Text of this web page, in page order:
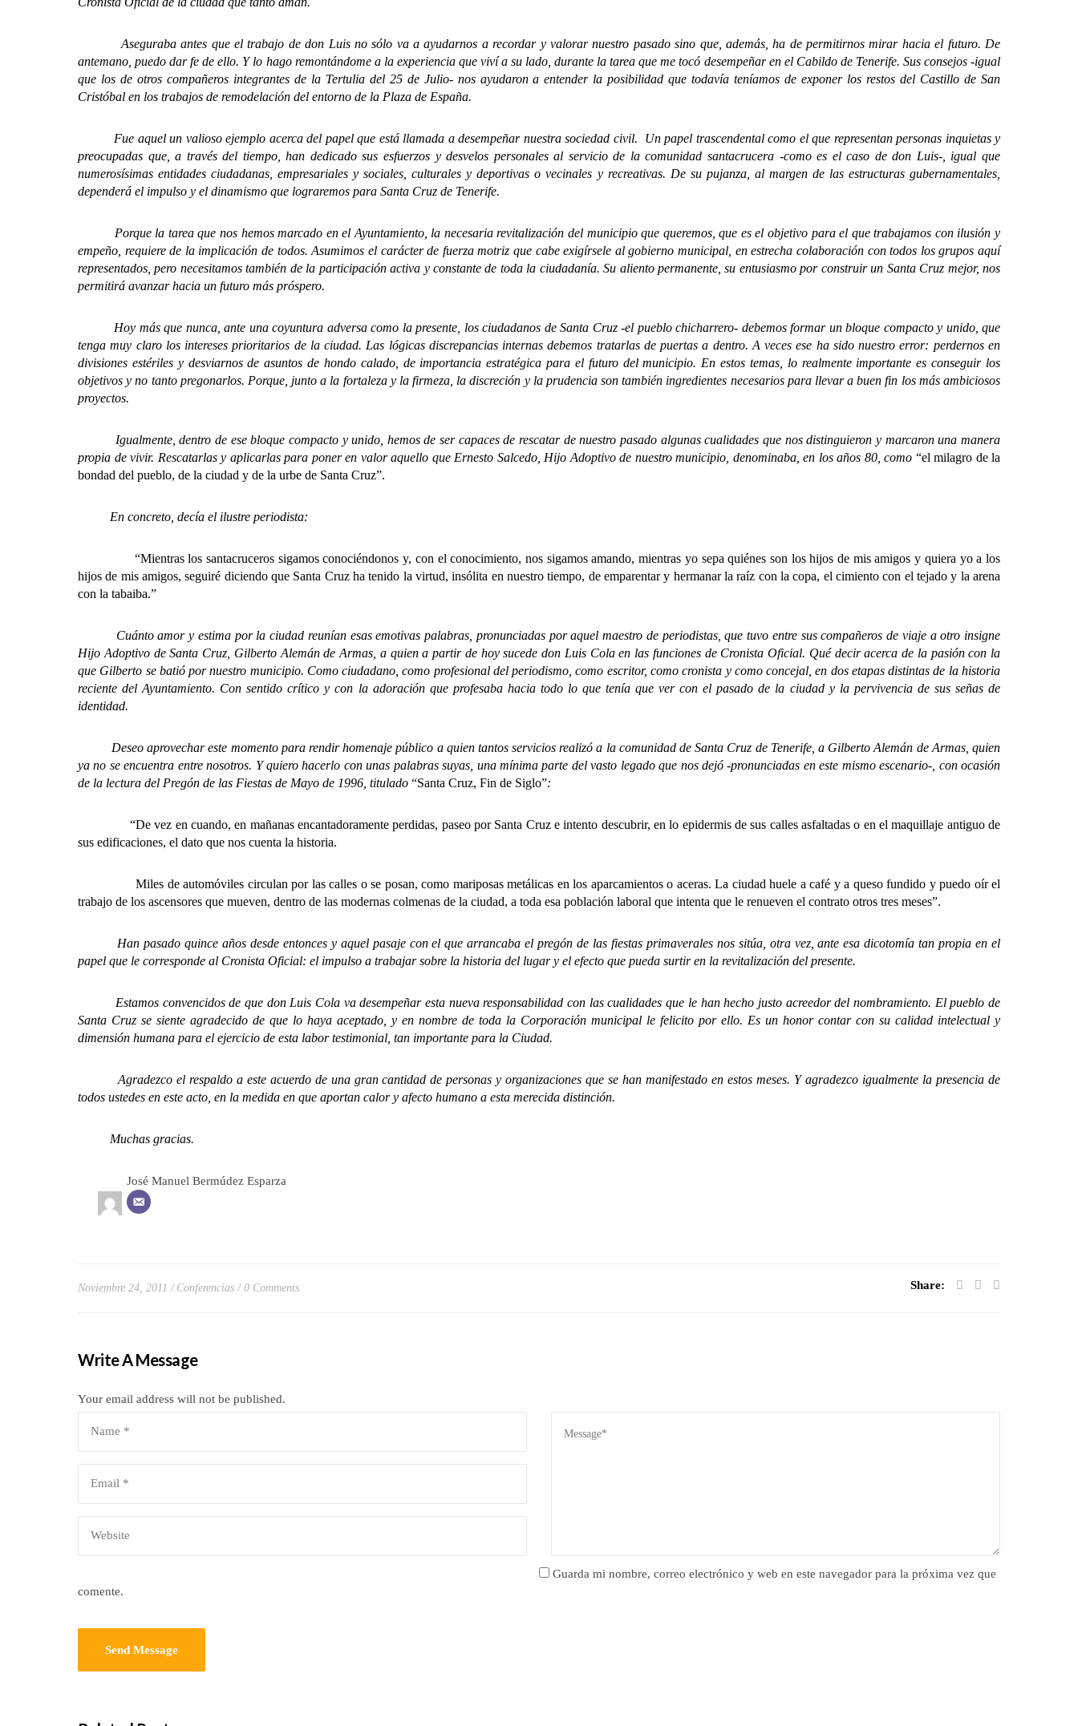
Aseguraba antes que el trabajo de don Luis no sólo va a ayudarnos a recordar y valorar nuestro pasado sino que, además, ha de permitirnos mirar hacia el futuro. De
antemano, puedo dar fe de ello. Y lo hago remontándome a la experiencia que viví a su lado, durante la tarea que me tocó desempeñar en el Cabildo de Tenerife. Sus consejos -igual
que los de otros compañeros integrantes de la Tertulia del 25 de Julio- nos ayudaron a entender la posibilidad que todavía teníamos de exponer los restos del Castillo de San
Cristóbal en los trabajos de remodelación del entorno de la Plaza de España.
Fue aquel un valioso ejemplo acerca del papel que está llamada a desempeñar nuestra sociedad civil. Un papel trascendental como el que representan personas inquietas y
preocupadas que, a través del tiempo, han dedicado sus esfuerzos y desvelos personales al servicio de la comunidad santacrucera -como es el caso de don Luis-, igual que
numerosísimas entidades ciudadanas, empresariales y sociales, culturales y deportivas o vecinales y recreativas. De su pujanza, al margen de las estructuras gubernamentales,
dependerá el impulso y el dinamismo que lograremos para Santa Cruz de Tenerife.
Porque la tarea que nos hemos marcado en el Ayuntamiento, la necesaria revitalización del municipio que queremos, que es el objetivo para el que trabajamos con ilusión y
empeño, requiere de la implicación de todos. Asumimos el carácter de fuerza motriz que cabe exigírsele al gobierno municipal, en estrecha colaboración con todos los grupos aquí
representados, pero necesitamos también de la participación activa y constante de toda la ciudadanía. Su aliento permanente, su entusiasmo por construir un Santa Cruz mejor, nos
permitirá avanzar hacia un futuro más próspero.
Hoy más que nunca, ante una coyuntura adversa como la presente, los ciudadanos de Santa Cruz -el pueblo chicharrero- debemos formar un bloque compacto y unido, que
tenga muy claro los intereses prioritarios de la ciudad. Las lógicas discrepancias internas debemos tratarlas de puertas a dentro. A veces ese ha sido nuestro error: perdernos en
divisiones estériles y desviarnos de asuntos de hondo calado, de importancia estratégica para el futuro del municipio. En estos temas, lo realmente importante es conseguir los
objetivos y no tanto pregonarlos. Porque, junto a la fortaleza y la firmeza, la discreción y la prudencia son también ingredientes necesarios para llevar a buen fin los más ambiciosos
proyectos.
Igualmente, dentro de ese bloque compacto y unido, hemos de ser capaces de rescatar de nuestro pasado algunas cualidades que nos distinguieron y marcaron una manera
propia de vivir. Rescatarlas y aplicarlas para poner en valor aquello que Ernesto Salcedo, Hijo Adoptivo de nuestro municipio, denominaba, en los años 80, como “el milagro de la
bondad del pueblo, de la ciudad y de la urbe de Santa Cruz”.
En concreto, decía el ilustre periodista:
“Mientras los santacruceros sigamos conociéndonos y, con el conocimiento, nos sigamos amando, mientras yo sepa quiénes son los hijos de mis amigos y quiera yo a los
hijos de mis amigos, seguiré diciendo que Santa Cruz ha tenido la virtud, insólita en nuestro tiempo, de emparentar y hermanar la raíz con la copa, el cimiento con el tejado y la arena
con la tabaiba.”
Cuánto amor y estima por la ciudad reunían esas emotivas palabras, pronunciadas por aquel maestro de periodistas, que tuvo entre sus compañeros de viaje a otro insigne
Hijo Adoptivo de Santa Cruz, Gilberto Alemán de Armas, a quien a partir de hoy sucede don Luis Cola en las funciones de Cronista Oficial. Qué decir acerca de la pasión con la
que Gilberto se batió por nuestro municipio. Como ciudadano, como profesional del periodismo, como escritor, como cronista y como concejal, en dos etapas distintas de la historia
reciente del Ayuntamiento. Con sentido crítico y con la adoración que profesaba hacia todo lo que tenía que ver con el pasado de la ciudad y la pervivencia de sus señas de
identidad.
Deseo aprovechar este momento para rendir homenaje público a quien tantos servicios realizó a la comunidad de Santa Cruz de Tenerife, a Gilberto Alemán de Armas, quien
ya no se encuentra entre nosotros. Y quiero hacerlo con unas palabras suyas, una mínima parte del vasto legado que nos dejó -pronunciadas en este mismo escenario-, con ocasión
de la lectura del Pregón de las Fiestas de Mayo de 1996, titulado “Santa Cruz, Fin de Siglo”:
“De vez en cuando, en mañanas encantadoramente perdidas, paseo por Santa Cruz e intento descubrir, en lo epidermis de sus calles asfaltadas o en el maquillaje antiguo de
sus edificaciones, el dato que nos cuenta la historia.
Miles de automóviles circulan por las calles o se posan, como mariposas metálicas en los aparcamientos o aceras. La ciudad huele a café y a queso fundido y puedo oír el
trabajo de los ascensores que mueven, dentro de las modernas colmenas de la ciudad, a toda esa población laboral que intenta que le renueven el contrato otros tres meses”.
Han pasado quince años desde entonces y aquel pasaje con el que arrancaba el pregón de las fiestas primaverales nos sitúa, otra vez, ante esa dicotomía tan propia en el
papel que le corresponde al Cronista Oficial: el impulso a trabajar sobre la historia del lugar y el efecto que pueda surtir en la revitalización del presente.
Estamos convencidos de que don Luis Cola va desempeñar esta nueva responsabilidad con las cualidades que le han hecho justo acreedor del nombramiento. El pueblo de
Santa Cruz se siente agradecido de que lo haya aceptado, y en nombre de toda la Corporación municipal le felicito por ello. Es un honor contar con su calidad intelectual y
dimensión humana para el ejercicio de esta labor testimonial, tan importante para la Ciudad.
Agradezco el respaldo a este acuerdo de una gran cantidad de personas y organizaciones que se han manifestado en estos meses. Y agradezco igualmente la presencia de
todos ustedes en este acto, en la medida en que aportan calor y afecto humano a esta merecida distinción.
Muchas gracias.
José Manuel Bermúdez Esparza
Noviembre 24, 2011 Conferencias 0 Comments Share:
Write A Message
Your email address will not be published.
Guarda mi nombre, correo electrónico y web en este navegador para la próxima vez que
comente.